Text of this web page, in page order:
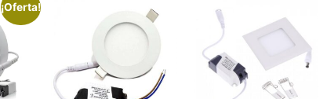
¡Oferta!